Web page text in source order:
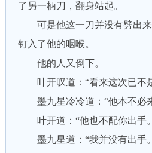
了另一柄刀，翻身站起。
可是他这一刀并没有劈出来
钉入了他的咽喉。
他的人又倒下。
叶开叹道：“看来这次已不
墨九星冷冷道：“他本不必
叶开道：“他也不配你出手
墨九星道：“我并没有出手